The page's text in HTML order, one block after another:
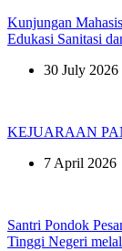
Kunjungan
Edukasi Sanitasi
30 July 2026
KEJUARAAN
7 April 2026
Santri Pondok
Tinggi Negeri